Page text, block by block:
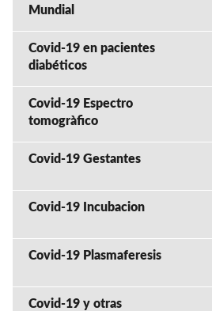
Mundial
Covid-19 en pacientes
diabéticos
Covid-19 Espectro
tomogràfico
Covid-19 Gestantes
Covid-19 Incubacion
Covid-19 Plasmaferesis
Covid-19 y otras